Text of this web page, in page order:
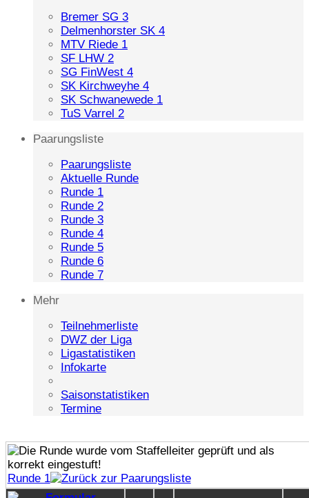
Bremer SG 3
Delmenhorster SK 4
MTV Riede 1
SF LHW 2
SG FinWest 4
SK Kirchweyhe 4
SK Schwanewede 1
TuS Varrel 2
Paarungsliste
Paarungsliste
Aktuelle Runde
Runde 1
Runde 2
Runde 3
Runde 4
Runde 5
Runde 6
Runde 7
Mehr
Teilnehmerliste
DWZ der Liga
Ligastatistiken
Infokarte
Saisonstatistiken
Termine
Runde 1